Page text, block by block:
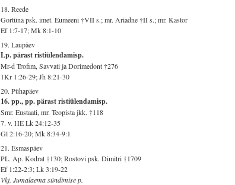
18. Reede
Gortüna psk. imet. Eumeeni †VII s.; mr. Ariadne †II s.; mr. Kastor
Ef 1:7-17; Mk 8:1-10
19. Laupäev
Lp. pärast ristiülendamisp.
Mr-d Trofim, Savvati ja Dorimedont †276
1Kr 1:26-29; Jh 8:21-30
20. Pühapäev
16. pp., pp. pärast ristiülendamisp.
Smr. Eustaati, mr. Teopista jkk. †118
7. v. HE Lk 24:12-35
Gl 2:16-20; Mk 8:34-9:1
21. Esmaspäev
PL. Ap. Kodrat †130; Rostovi psk. Dimitri †1709
Ef 1:22-2:3; Lk 3:19-22
Vkj. Jumalaema sündimise p.